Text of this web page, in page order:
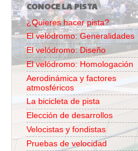
CONOCE LA PISTA
¿Quieres hacer pista?
El velódromo: Generalidades
El velódromo: Diseño
El velódromo: Homologación
Aerodinámica y factores
atmosféricos
La bicicleta de pista
Elección de desarrollos
Velocistas y fondistas
Pruebas de velocidad